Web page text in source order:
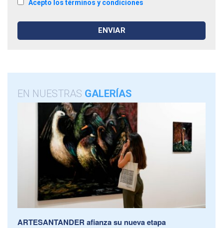
Acepto los términos y condiciones
EN NUESTRAS GALERÍAS
ARTESANTANDER afianza su nueva etapa